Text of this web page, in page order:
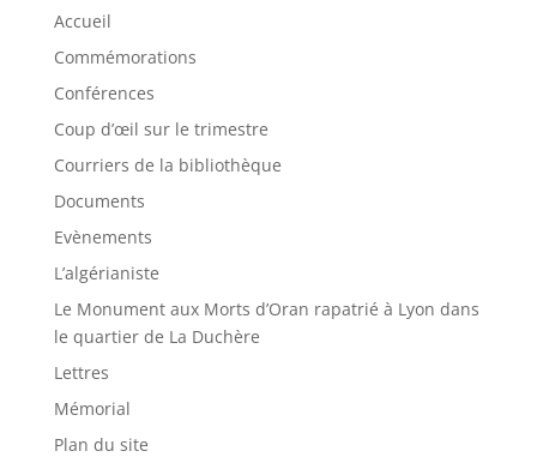
Accueil
Commémorations
Conférences
Coup d’œil sur le trimestre
Courriers de la bibliothèque
Documents
Evènements
L’algérianiste
Le Monument aux Morts d’Oran rapatrié à Lyon dans
le quartier de La Duchère
Lettres
Mémorial
Plan du site